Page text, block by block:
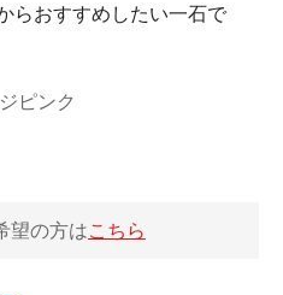
らおすすめしたい一石で
ピンク
望の方はこちら